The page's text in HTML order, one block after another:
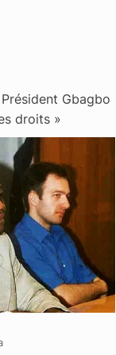
Gbagbo
droits »